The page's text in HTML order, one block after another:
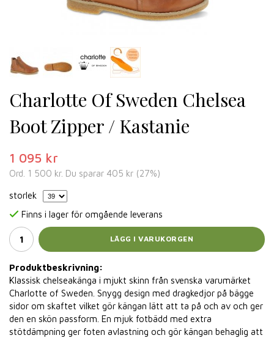
Charlotte Of Sweden Chelsea
Boot Zipper / Kastanie
1 095 kr
Ord. 1 500 kr. Du sparar 405 kr (27%)
storlek
Finns i lager för omgående leverans
LÄGG I VARUKORGEN
Produktbeskrivning:
Klassisk chelseakänga i mjukt skinn från svenska varumärket
Charlotte of Sweden. Snygg design med dragkedjor på bägge
sidor om skaftet vilket gör kängan lätt att ta på och av och ger
den en skön passform. En mjuk fotbädd med extra
stötdämpning ger foten avlastning och gör kängan behaglig att